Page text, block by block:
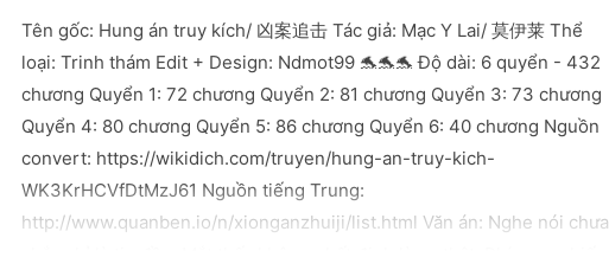
Tên gốc: Hung án truy kích/ 凶案追击 Tác giả: Mạc Y Lai/ 莫伊莱 Thể
loại: Trinh thám Edit + Design: Ndmot99 🐬🐬🐬 Độ dài: 6 quyển - 432
chương Quyển 1: 72 chương Quyển 2: 81 chương Quyển 3: 73 chương
Quyển 4: 80 chương Quyển 5: 86 chương Quyển 6: 40 chương Nguồn
convert: https://wikidich.com/truyen/hung-an-truy-kich-
WK3KrHCVfDtMzJ61 Nguồn tiếng Trung:
http://www.quanben.io/n/xionganzhuiji/list.html Văn án: Nghe nói chưa